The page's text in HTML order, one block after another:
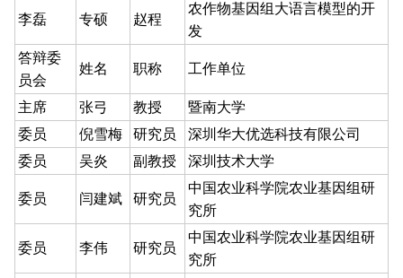
李磊 专硕 赵程
农作物基因组大语言模型的开
发
答辩委
员会
姓名 职称 工作单位
主席 张弓 教授
暨南大学
委员
倪雪梅 研究员
深圳华大优选科技有限公司
委员
吴炎 副教授 深圳技术大学
委员 闫建斌 研究员
中国农业科学院农业基因组研
究所
委员 李伟 研究员
中国农业科学院农业基因组研
究所